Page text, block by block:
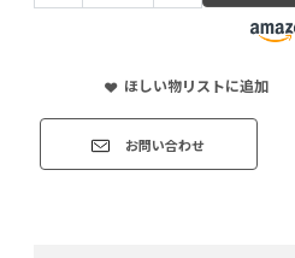
ほしい物リストに追加
お問い合わせ